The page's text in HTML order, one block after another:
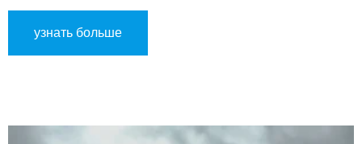
сигналы на заранее установленных высотах, улучшая
осведомленность носителя о высоте и помогая
узнать больше